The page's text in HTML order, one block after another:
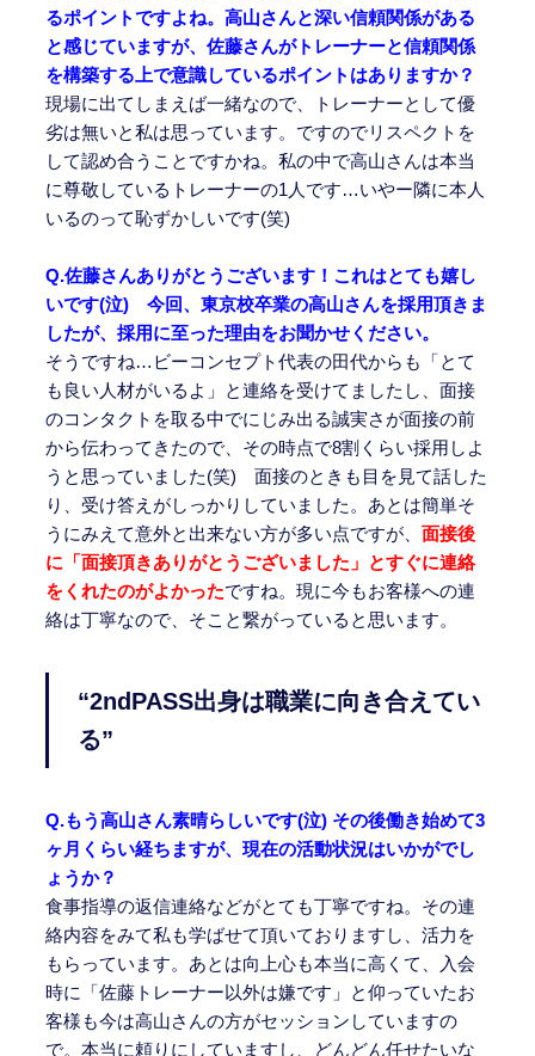
るポイントですよね。高山さんと深い信頼関係がある
と感じていますが、佐藤さんがトレーナーと信頼関係
を構築する上で意識しているポイントはありますか？
現場に出てしまえば一緒なので、トレーナーとして優
劣は無いと私は思っています。ですのでリスペクトを
して認め合うことですかね。私の中で高山さんは本当
に尊敬しているトレーナーの1人です…いやー隣に本人
いるのって恥ずかしいです(笑)
Q.佐藤さんありがとうございます！これはとても嬉し
いです(泣) 今回、東京校卒業の高山さんを採用頂きま
したが、採用に至った理由をお聞かせください。
そうですね…ビーコンセプト代表の田代からも「とて
も良い人材がいるよ」と連絡を受けてましたし、面接
のコンタクトを取る中でにじみ出る誠実さが面接の前
から伝わってきたので、その時点で8割くらい採用しよ
うと思っていました(笑) 面接のときも目を見て話した
り、受け答えがしっかりしていました。あとは簡単そ
うにみえて意外と出来ない方が多い点ですが、面接後
に「面接頂きありがとうございました」とすぐに連絡
をくれたのがよかったですね。現に今もお客様への連
絡は丁寧なので、そこと繋がっていると思います。
“2ndPASS出身は職業に向き合えてい
る”
Q.もう高山さん素晴らしいです(泣) その後働き始めて3
ヶ月くらい経ちますが、現在の活動状況はいかがでし
ょうか？
食事指導の返信連絡などがとても丁寧ですね。その連
絡内容をみて私も学ばせて頂いておりますし、活力を
もらっています。あとは向上心も本当に高くて、入会
時に「佐藤トレーナー以外は嫌です」と仰っていたお
客様も今は高山さんの方がセッションしていますの
で。本当に頼りにしていますし、どんどん任せたいな